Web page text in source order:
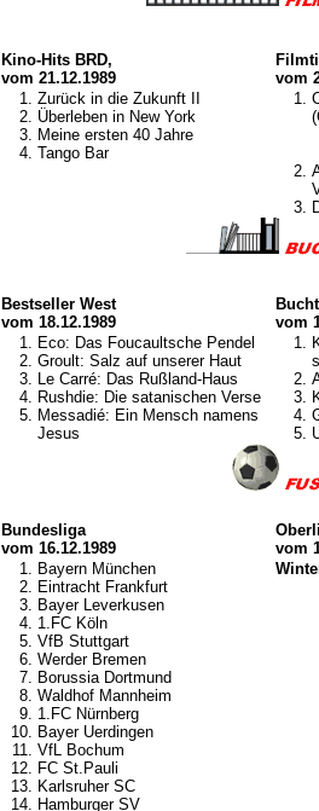
Kino-Hits BRD,
vom 21.12.1989
Zurück in die Zukunft II
Überleben in New York
Meine ersten 40 Jahre
Tango Bar
vom
Bestseller West
vom 18.12.1989
Eco: Das Foucaultsche Pendel
Groult: Salz auf unserer Haut
Le Carré: Das Rußland-Haus
Rushdie: Die satanischen Verse
Messadié: Ein Mensch namens
Jesus
vom
Bundesliga
vom 16.12.1989
Bayern München
Eintracht Frankfurt
Bayer Leverkusen
1.FC Köln
VfB Stuttgart
Werder Bremen
Borussia Dortmund
Waldhof Mannheim
1.FC Nürnberg
Bayer Uerdingen
VfL Bochum
FC St.Pauli
Karlsruher SC
Hamburger SV
vom